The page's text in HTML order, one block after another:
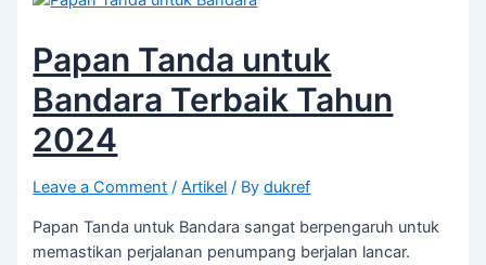
Papan Tanda untuk
Bandara Terbaik Tahun
2024
Leave a Comment /Artikel / Bydukref
Papan Tanda untuk Bandara sangat berpengaruh untuk
memastikan perjalanan penumpang berjalan lancar.